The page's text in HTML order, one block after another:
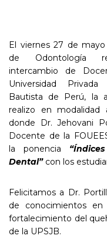
El viernes 27 de
de Odontología
intercambio de
Universidad
Bautista de Perú, la
realizo en modalidad
donde Dr. Jehovani
Docente de la
la ponencia “Índices
Dental” con los
Felicitamos a Dr.
de conocimientos
fortalecimiento del
de la UPSJB.